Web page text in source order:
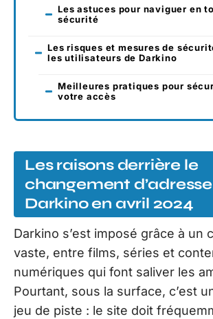
Les astuces pour naviguer en
sécurité
Les risques et mesures de
les utilisateurs de Darkino
Meilleures pratiques pour
votre accès
Les raisons derrière le
changement
Darkino en avril 2024
Darkino s’est imposé grâce à un
vaste, entre films, séries et
numériques qui font saliver les
Pourtant, sous la surface, c’est
jeu de piste : le site doit